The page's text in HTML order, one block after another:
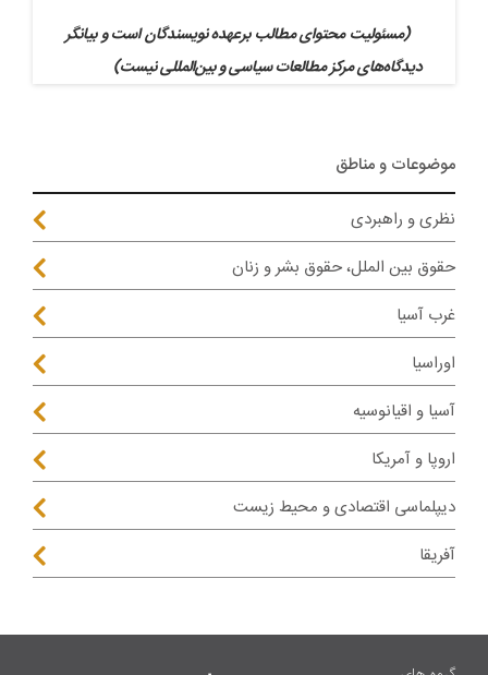
(مسئولیت محتوای مطالب برعهده نویسندگان است و بیانگر
دیدگاه‌های مرکز مطالعات سیاسی و بین‌المللی نیست)
موضوعات و مناطق
نظری و راهبردی
حقوق بین الملل، حقوق بشر و زنان
غرب آسیا
اوراسیا
آسیا و اقیانوسیه
اروپا و آمریکا
دیپلماسی اقتصادی و محیط زیست
آفریقا